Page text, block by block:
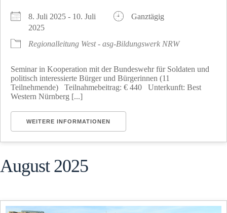
8. Juli 2025 - 10. Juli
2025
Ganztägig
Regionalleitung West - asg-Bildungswerk NRW
Seminar in Kooperation mit der Bundeswehr für Soldaten und
politisch interessierte Bürger und Bürgerinnen (11
Teilnehmende) Teilnahmebeitrag: € 440 Unterkunft: Best
Western Nürnberg [...]
WEITERE INFORMATIONEN
August 2025